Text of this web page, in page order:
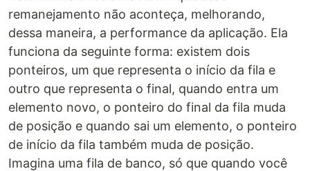
remanejamento não aconteça, melhorando,
dessa maneira, a performance da aplicação. Ela
funciona da seguinte forma: existem dois
ponteiros, um que representa o início da fila e
outro que representa o final, quando entra um
elemento novo, o ponteiro do final da fila muda
de posição e quando sai um elemento, o ponteiro
de início da fila também muda de posição.
Imagina uma fila de banco, só que quando você